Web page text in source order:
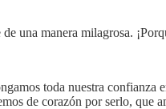
una manera milagrosa.
toda nuestra
de corazón por serlo,